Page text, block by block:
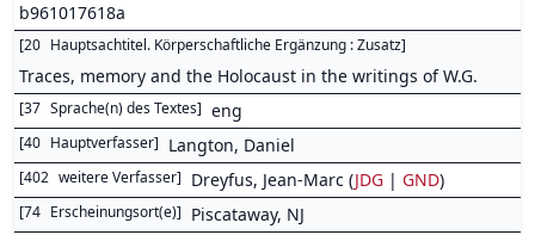
b961017618a
[20 Hauptsachtitel. Körperschaftliche Ergänzung : Zusatz]
Traces, memory and the Holocaust in the writings of W.G.
[37 Sprache(n) des Textes] eng
[40 Hauptverfasser] Langton, Daniel
[402 weitere Verfasser] Dreyfus, Jean-Marc (JDG | GND)
[74 Erscheinungsort(e)] Piscataway, NJ